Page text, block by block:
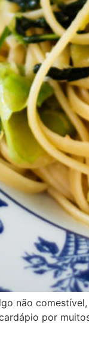
não
por